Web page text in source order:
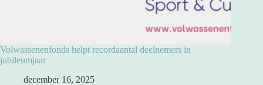
Volwassenenfonds helpt recordaantal deelnemers in
jubileumjaar
december 16, 2025